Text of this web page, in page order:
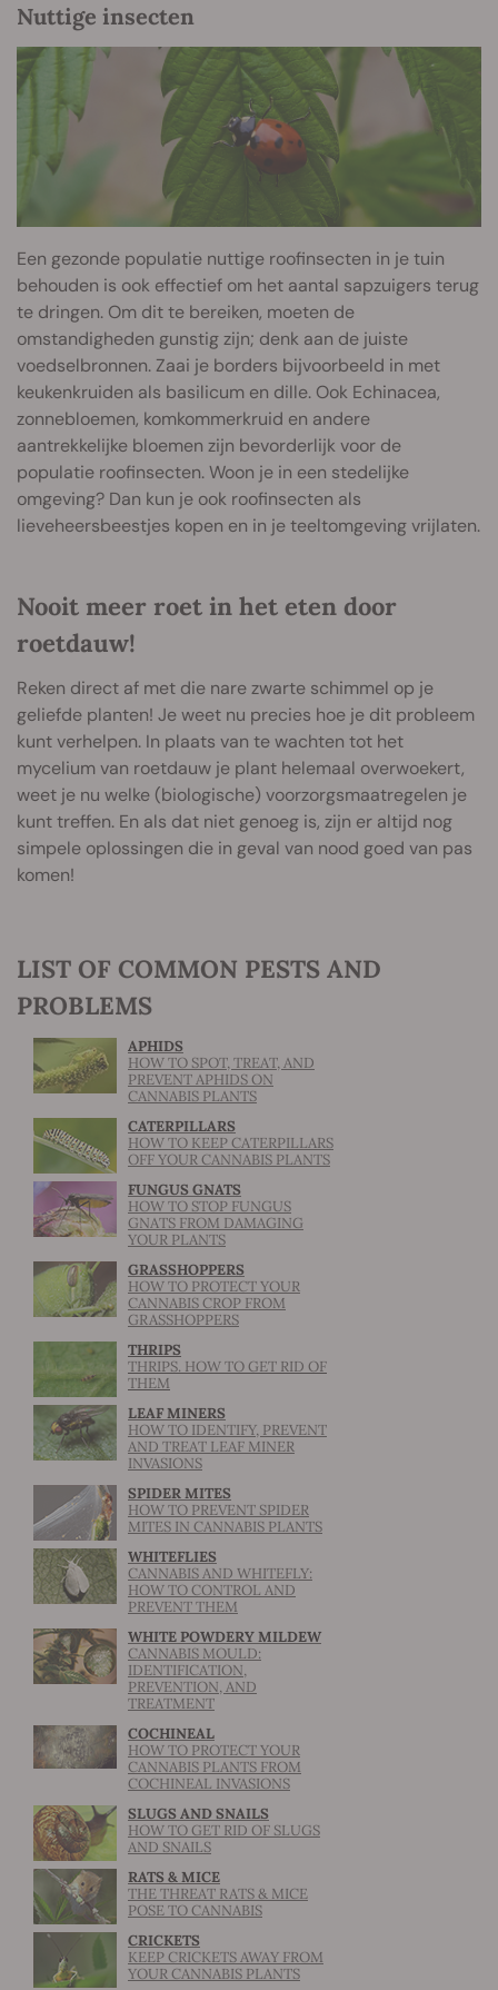
Nuttige insecten
Een gezonde populatie nuttige roofinsecten in je tuin
behouden is ook effectief om het aantal sapzuigers terug
te dringen. Om dit te bereiken, moeten de
omstandigheden gunstig zijn; denk aan de juiste
voedselbronnen. Zaai je borders bijvoorbeeld in met
keukenkruiden als basilicum en dille. Ook Echinacea,
zonnebloemen, komkommerkruid en andere
aantrekkelijke bloemen zijn bevorderlijk voor de
populatie roofinsecten. Woon je in een stedelijke
omgeving? Dan kun je ook roofinsecten als
lieveheersbeestjes kopen en in je teeltomgeving vrijlaten.
Nooit meer roet in het eten door
roetdauw!
Reken direct af met die nare zwarte schimmel op je
geliefde planten! Je weet nu precies hoe je dit probleem
kunt verhelpen. In plaats van te wachten tot het
mycelium van roetdauw je plant helemaal overwoekert,
weet je nu welke (biologische) voorzorgsmaatregelen je
kunt treffen. En als dat niet genoeg is, zijn er altijd nog
simpele oplossingen die in geval van nood goed van pas
komen!
LIST OF COMMON PESTS AND
PROBLEMS
APHIDS
HOW TO SPOT, TREAT, AND
PREVENT APHIDS ON
CANNABIS PLANTS
CATERPILLARS
HOW TO KEEP CATERPILLARS
OFF YOUR CANNABIS PLANTS
FUNGUS GNATS
HOW TO STOP FUNGUS
GNATS FROM DAMAGING
YOUR PLANTS
GRASSHOPPERS
HOW TO PROTECT YOUR
CANNABIS CROP FROM
GRASSHOPPERS
THRIPS
THRIPS. HOW TO GET RID OF
THEM
LEAF MINERS
HOW TO IDENTIFY, PREVENT
AND TREAT LEAF MINER
INVASIONS
SPIDER MITES
HOW TO PREVENT SPIDER
MITES IN CANNABIS PLANTS
WHITEFLIES
CANNABIS AND WHITEFLY:
HOW TO CONTROL AND
PREVENT THEM
WHITE POWDERY MILDEW
CANNABIS MOULD:
IDENTIFICATION,
PREVENTION, AND
TREATMENT
COCHINEAL
HOW TO PROTECT YOUR
CANNABIS PLANTS FROM
COCHINEAL INVASIONS
SLUGS AND SNAILS
HOW TO GET RID OF SLUGS
AND SNAILS
RATS & MICE
THE THREAT RATS & MICE
POSE TO CANNABIS
CRICKETS
KEEP CRICKETS AWAY FROM
YOUR CANNABIS PLANTS